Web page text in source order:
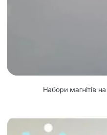
Набори магнітів